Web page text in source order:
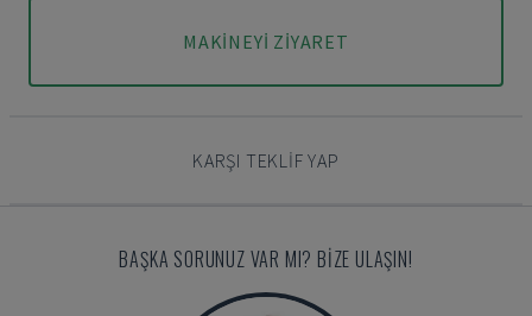
MAKINEYI ZIYARET
KARŞI TEKLIF YAP
BAŞKA SORUNUZ VAR MI? BIZE ULAŞIN!